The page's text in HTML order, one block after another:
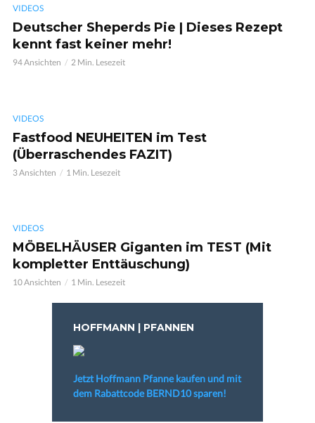
VIDEOS
Deutscher Sheperds Pie | Dieses Rezept
kennt fast keiner mehr!
94 Ansichten 2 Min. Lesezeit
VIDEOS
Fastfood NEUHEITEN im Test
(Überraschendes FAZIT)
3 Ansichten 1 Min. Lesezeit
VIDEOS
MÖBELHÄUSER Giganten im TEST (Mit
kompletter Enttäuschung)
10 Ansichten 1 Min. Lesezeit
HOFFMANN | PFANNEN
Jetzt Hoffmann Pfanne kaufen und mit
dem Rabattcode BERND10 sparen!